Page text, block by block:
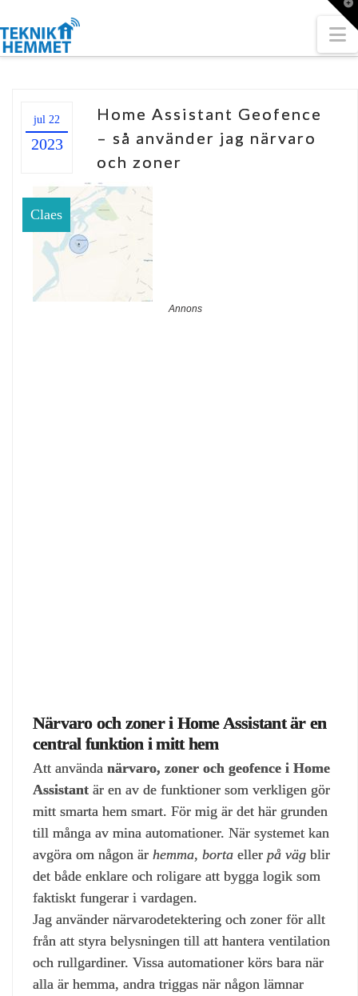
jul 22
2023
Home Assistant Geofence
– så använder jag närvaro
och zoner
Claes
Närvaro och zoner i Home Assistant är en
central funktion i mitt hem
Att använda närvaro, zoner och geofence i Home
Assistant är en av de funktioner som verkligen gör
mitt smarta hem smart. För mig är det här grunden
till många av mina automationer. När systemet kan
avgöra om någon är hemma, borta eller på väg blir
det både enklare och roligare att bygga logik som
faktiskt fungerar i vardagen.
Jag använder närvarodetektering och zoner för allt
från att styra belysningen till att hantera ventilation
och rullgardiner. Vissa automationer körs bara när
alla är hemma, andra triggas när någon lämnar